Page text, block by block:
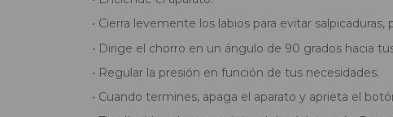
• Cierra levemente los labios para evitar
• Dirige el chorro en un ángulo de 90 grados hacia
• Regular la presión en función de tus necesidades.
• Cuando termines, apaga el aparato y aprieta el